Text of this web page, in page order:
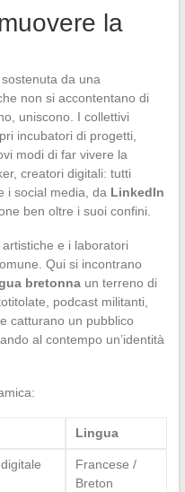
la
da una
non si accontentano di
uniscono. I collettivi
incubatori di progetti,
modi di far vivere la
creatori digitali: tutti
i social media, da LinkedIn
ben oltre i suoi confini.
artistiche e i laboratori
Qui si incontrano
bretonnaun terreno di
podcast militanti,
catturano un pubblico
al contempo un’identità
Lingua
Francese /
Breton